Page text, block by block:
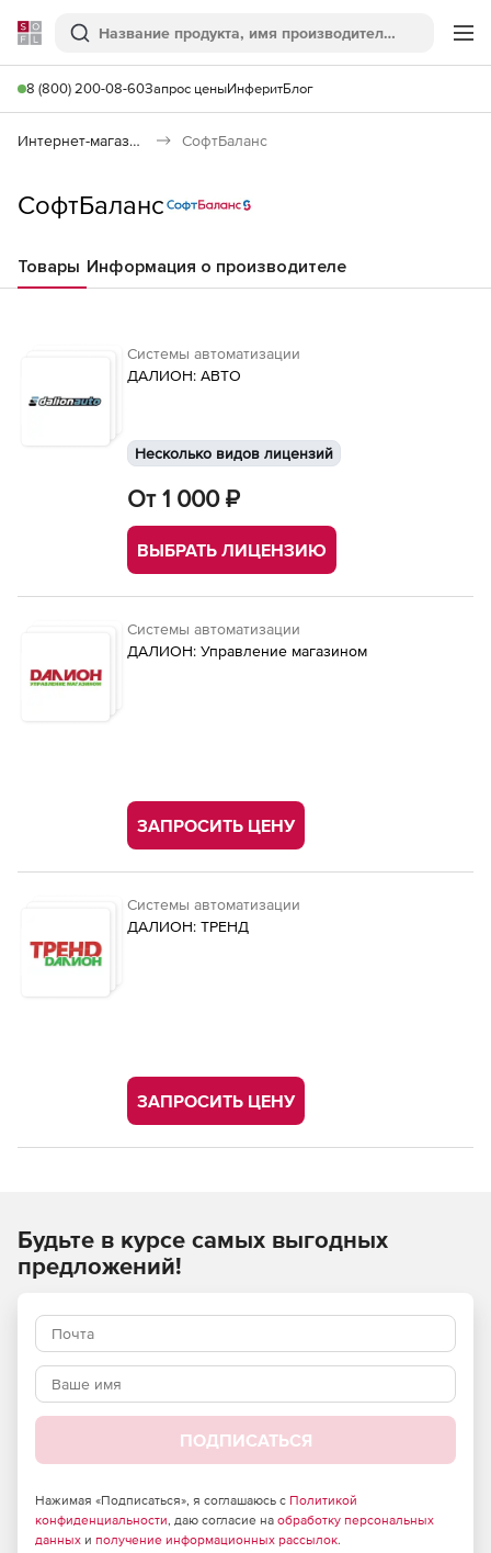
Softline
Поиск
8 (800) 200-08-60Запрос ценыИнферитБлог
Интернет-магазин СофтБаланс
СофтБаланс
Товары Информация о производителе
Системы автоматизации
ДАЛИОН: АВТО
Несколько видов лицензий
От 1 000 ₽
ВЫБРАТЬ ЛИЦЕНЗИЮ
Системы автоматизации
ДАЛИОН: Управление магазином
ЗАПРОСИТЬ ЦЕНУ
Системы автоматизации
ДАЛИОН: ТРЕНД
ЗАПРОСИТЬ ЦЕНУ
Будьте в курсе самых выгодных
предложений!
ПОДПИСАТЬСЯ
Нажимая «Подписаться», я соглашаюсь с Политикой
конфиденциальности, даю согласие на обработку персональных
данных и получение информационных рассылок.